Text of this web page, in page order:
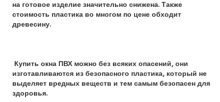
на готовое изделие значительно снижена. Также
стоимость пластика во многом по цене обходит
древесину.
Купить окна ПВХ можно без всяких опасений, они
изготавливаются из безопасного пластика, который не
выделяет вредных веществ и тем самым безопасен для
здоровья.